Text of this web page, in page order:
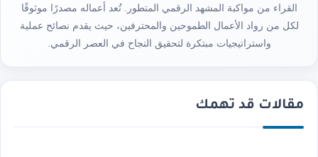
القراء من مواكبة المشهد الرقمي المتطور. تُعد أعماله مصدرًا موثوقًا
لكل من رواد الأعمال الطموحين والمحترفين، حيث يقدم نصائح عملية
واستراتيجيات مبتكرة لتحقيق النجاح في العصر الرقمي.
مقالات قد تهمك